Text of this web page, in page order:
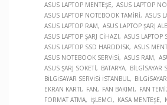
ASUS LAPTOP MENTEŞE
ASUS LAPTOP
ASUS LAPTOP NOTEBOOK TAMIRI
ASUS
ASUS LAPTOP RAM
ASUS LAPTOP ŞARJ
ASUS LAPTOP ŞARJ CIHAZI
ASUS LAPTOP
ASUS LAPTOP SSD HARDDISK ASUS
ASUS NOTEBOOK SERVISI
ASUS RAM
ASUS ŞARJ SOKETI
BATARYA
BILGISAYAR
BILGISAYAR SERVISI İSTANBUL
EKRAN KARTI
FAN FAN BAKIMI
FAN
FORMAT ATMA
İŞLEMCI KASA MENTEŞE